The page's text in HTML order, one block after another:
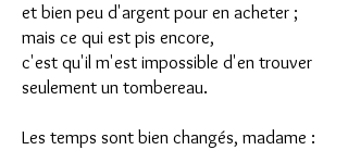
et bien peu d'argent pour en acheter ;
mais ce qui est pis encore,
c'est qu'il m'est impossible d'en trouver
seulement un tombereau.
Les temps sont bien changés, madame :